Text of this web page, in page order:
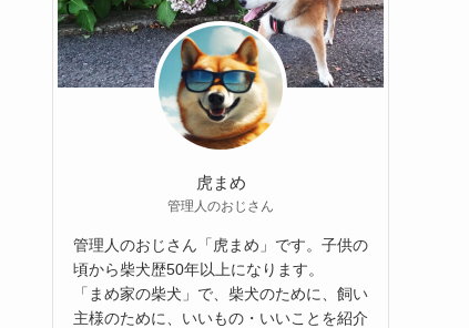
虎まめ
管理人のおじさん
管理人のおじさん「虎まめ」です。子供の
頃から柴犬歴50年以上になります。
「まめ家の柴犬」で、柴犬のために、飼い
主様のために、いいもの・いいことを紹介